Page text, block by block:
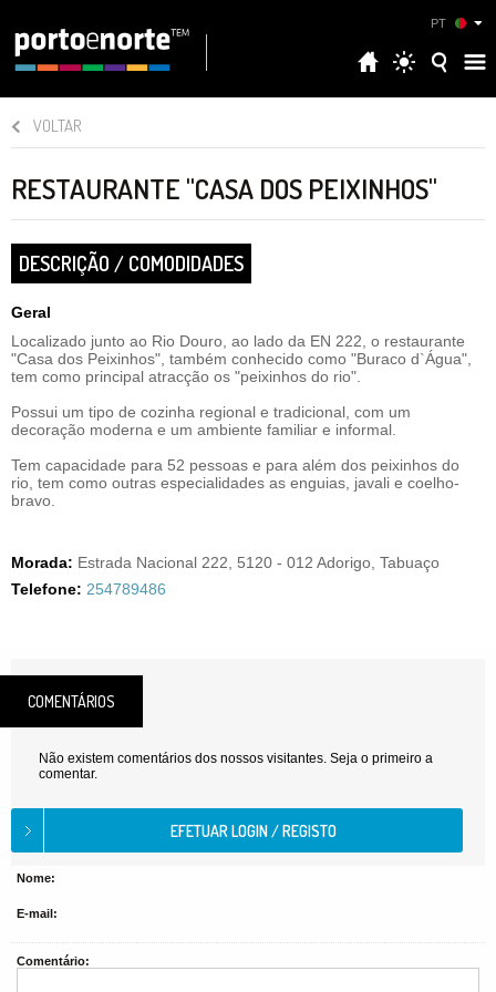
PT
VOLTAR
RESTAURANTE "CASA DOS PEIXINHOS"
DESCRIÇÃO / COMODIDADES
Geral
Localizado junto ao Rio Douro, ao lado da EN 222, o restaurante
"Casa dos Peixinhos", também conhecido como "Buraco d`Água",
tem como principal atracção os "peixinhos do rio".
Possui um tipo de cozinha regional e tradicional, com um
decoração moderna e um ambiente familiar e informal.
Tem capacidade para 52 pessoas e para além dos peixinhos do
rio, tem como outras especialidades as enguias, javali e coelho-
bravo.
Morada: Estrada Nacional 222, 5120 - 012 Adorigo, Tabuaço
Telefone: 254789486
COMENTÁRIOS
Não existem comentários dos nossos visitantes. Seja o primeiro a
comentar.
Nome:
E-mail:
Comentário: